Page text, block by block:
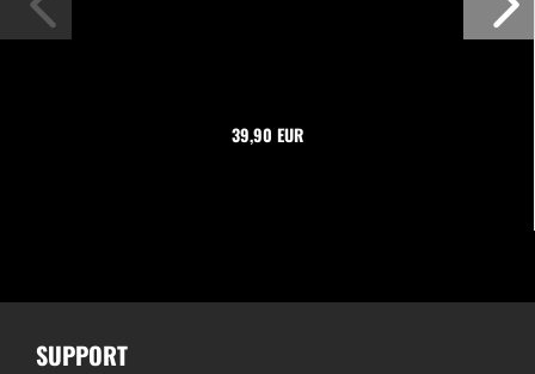
39,90 EUR
SUPPORT